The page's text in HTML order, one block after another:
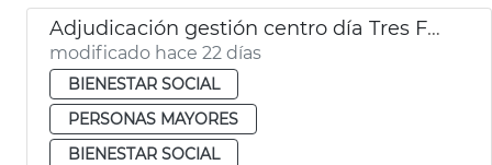
Adjudicación gestión centro día Tres Forques València
modificado hace 22 días
BIENESTAR SOCIAL
PERSONAS MAYORES
BIENESTAR SOCIAL